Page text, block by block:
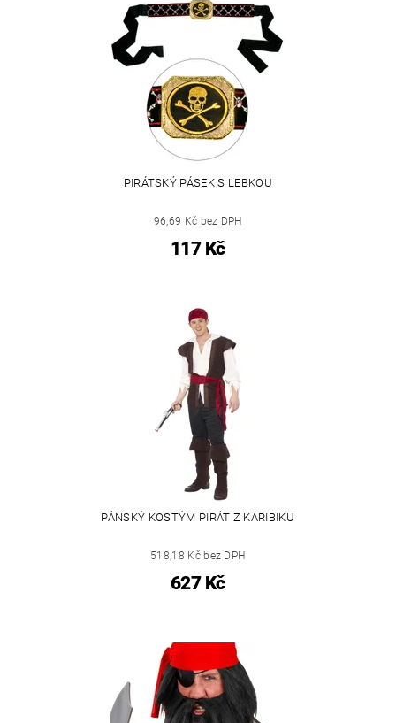
PIRÁTSKÝ PÁSEK S LEBKOU
96,69 Kč bez DPH
117 Kč
PÁNSKÝ KOSTÝM PIRÁT Z KARIBIKU
518,18 Kč bez DPH
627 Kč